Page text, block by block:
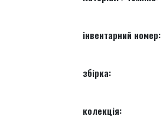
інвентарний номер:
збірка:
колекція: